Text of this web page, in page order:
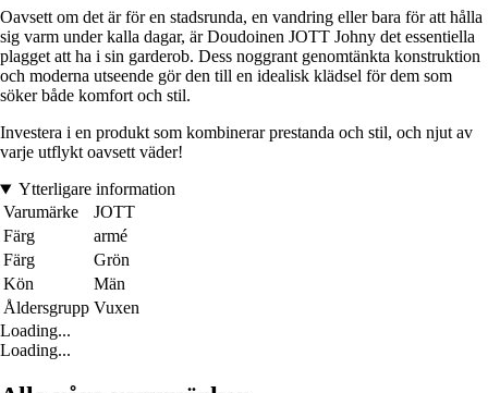
Oavsett om det är för en stadsrunda, en vandring eller bara för att hålla
sig varm under kalla dagar, är Doudoinen JOTT Johny det essentiella
plagget att ha i sin garderob. Dess noggrant genomtänkta konstruktion
och moderna utseende gör den till en idealisk klädsel för dem som
söker både komfort och stil.
Investera i en produkt som kombinerar prestanda och stil, och njut av
varje utflykt oavsett väder!
Ytterligare information
Varumärke
JOTT
Färg
armé
Färg
Grön
Kön
Män
Åldersgrupp Vuxen
Loading...
Loading...